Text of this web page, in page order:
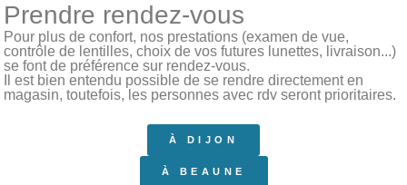
Prendre rendez-vous
Pour plus de confort, nos prestations (examen de vue,
contrôle de lentilles, choix de vos futures lunettes, livraison...)
se font de préférence sur rendez-vous.
Il est bien entendu possible de se rendre directement en
magasin, toutefois, les personnes avec rdv seront prioritaires.
À DIJON
À BEAUNE